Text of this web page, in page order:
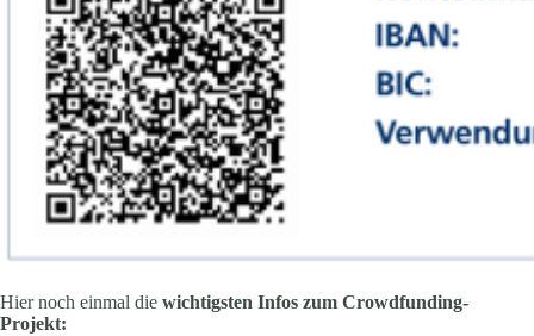
Hier noch einmal die wichtigsten Infos zum Crowdfunding-
Projekt: